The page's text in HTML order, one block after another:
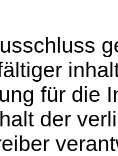
für die
der